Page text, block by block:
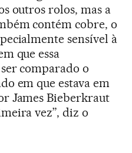
outros rolos, mas a
contém cobre, o
sensível à
que essa
comparado o
em que estava em
James Bieberkraut
vez”, diz o